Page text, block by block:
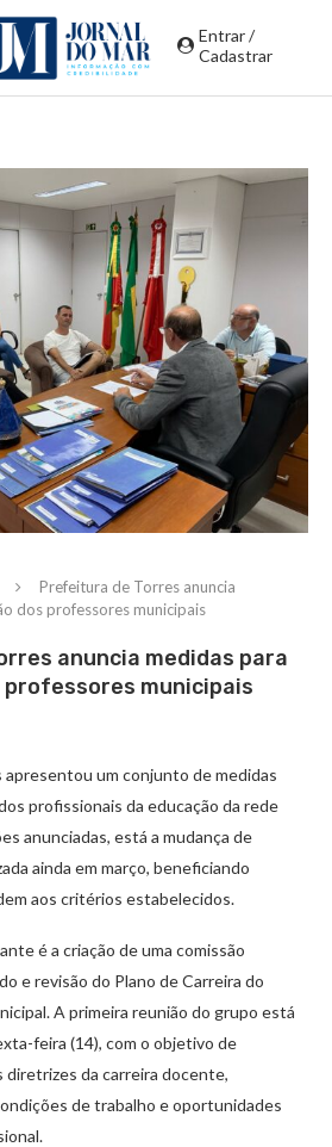
Entrar /
Cadastrar
Prefeitura de Torres anuncia
dos professores municipais
anuncia medidas para
municipais
um conjunto de medidas
profissionais da educação da rede
anunciadas, está a mudança de
ainda em março, beneficiando
aos critérios estabelecidos.
é a criação de uma comissão
e revisão do Plano de Carreira do
A primeira reunião do grupo está
feira (14), com o objetivo de
diretrizes da carreira docente,
de trabalho e oportunidades